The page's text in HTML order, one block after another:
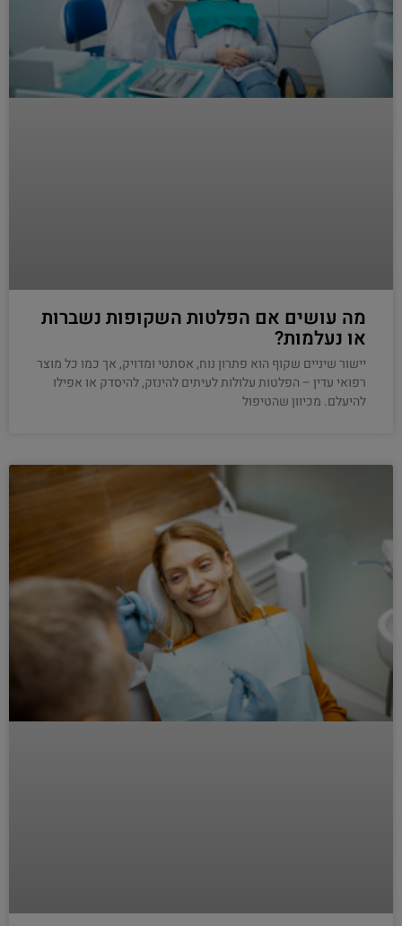
מה עושים אם הפלטות השקופות נשברות
או נעלמות?
יישור שיניים שקוף הוא פתרון נוח, אסתטי ומדויק, אך כמו כל מוצר
רפואי עדין – הפלטות עלולות לעיתים להינזק, להיסדק או אפילו
להיעלם. מכיוון שהטיפול